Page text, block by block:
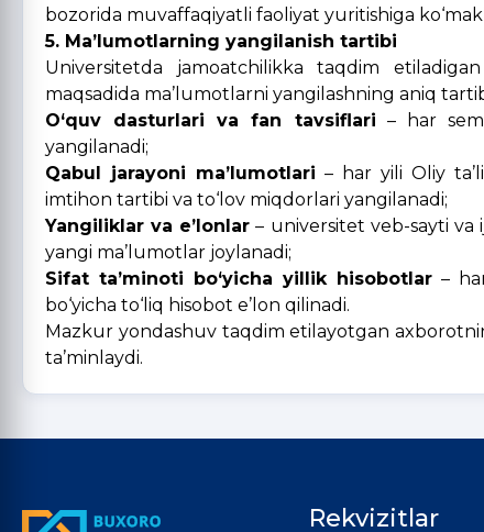
bozorida muvaffaqiyatli faoliyat yuritishiga
5. Ma’lumotlarning yangilanish tartibi
Universitetda jamoatchilikka taqdim
maqsadida ma’lumotlarni yangilashning aniq
O‘quv dasturlari va fan tavsiflari – har
yangilanadi;
Qabul jarayoni ma’lumotlari – har yili Oliy
imtihon tartibi va to‘lov miqdorlari yangilanadi;
Yangiliklar va e’lonlar – universitet veb-sayti va
yangi ma’lumotlar joylanadi;
Sifat ta’minoti bo‘yicha yillik hisobotlar– har
bo‘yicha to‘liq hisobot e’lon qilinadi.
Mazkur yondashuv taqdim etilayotgan
ta’minlaydi.
Rekvizitlar